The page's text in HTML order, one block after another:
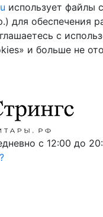
использует файлы
для обеспечения
с
и больше не
с 12:00 до